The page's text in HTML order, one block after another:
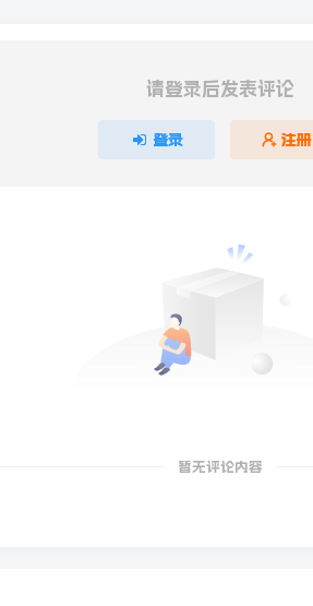
请登录后发表评论
登录 注册
暂无评论内容